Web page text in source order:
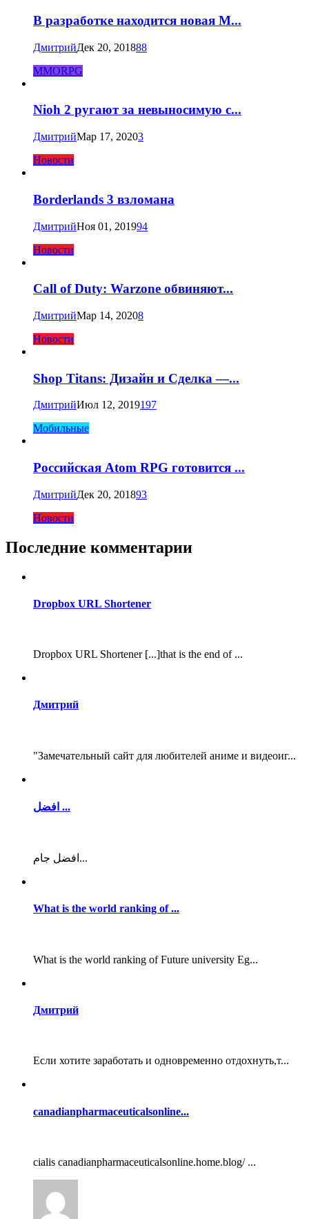
В разработке находится новая M...
ДмитрийДек 20, 201888
MMORPG
Nioh 2 ругают за невыносимую с...
ДмитрийМар 17, 20203
Новости
Borderlands 3 взломана
ДмитрийНоя 01, 201994
Новости
Call of Duty: Warzone обвиняют...
ДмитрийМар 14, 20208
Новости
Shop Titans: Дизайн и Сделка —...
ДмитрийИюл 12, 2019197
Мобильные
Российская Atom RPG готовится ...
ДмитрийДек 20, 201893
Новости
Последние комментарии
Dropbox URL Shortener
Dropbox URL Shortener [...]that is the end of ...
Дмитрий
"Замечательный сайт для любителей аниме и видеоиг...
افضل ...
افضل جام...
What is the world ranking of ...
What is the world ranking of Future university Eg...
Дмитрий
Если хотите заработать и одновременно отдохнуть,т...
canadianpharmaceuticalsonline...
cialis canadianpharmaceuticalsonline.home.blog/ ...